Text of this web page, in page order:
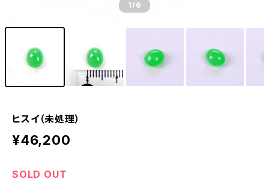
1/6
ヒスイ（未処理）
¥46,200
SOLD OUT